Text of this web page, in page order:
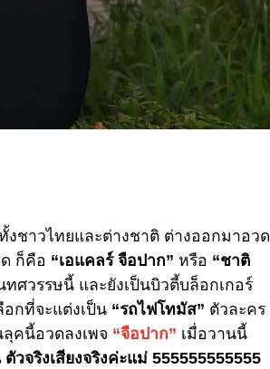
ชาวไทยและต่างชาติ ต่างออกมาอวด
ก็คือ “เอแคลร์ จือปาก” หรือ “ชาติ
ศวรรษนี้ และยังเป็นบิวตี้บล็อกเกอร์
อกที่จะแต่งเป็น “รถไฟโทมัส” ตัวละคร
คนี้อวดลงเพจ “จือปาก” เมื่อวานนี้
ตัวจริงเสียงจริงค่ะแม่ 555555555555